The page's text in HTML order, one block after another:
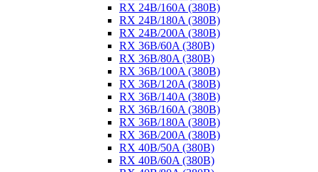
RX 24B/160A (380B)
RX 24B/180A (380B)
RX 24B/200A (380B)
RX 36B/60A (380B)
RX 36B/80A (380B)
RX 36B/100A (380B)
RX 36B/120A (380B)
RX 36B/140A (380B)
RX 36B/160A (380B)
RX 36B/180A (380B)
RX 36B/200A (380B)
RX 40B/50A (380B)
RX 40B/60A (380B)